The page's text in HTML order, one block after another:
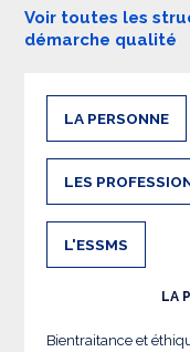
Voir toutes les
démarche qualité
LA PERSONNE
LES
L'ESSMS
LA
Bientraitance et